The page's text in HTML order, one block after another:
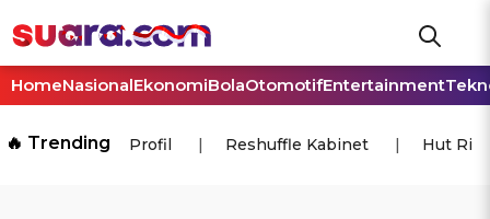
HomeNasionalEkonomiBolaOtomotifEntertainment
🔥 Trending Profil Reshuffle Kabinet Hut Ri